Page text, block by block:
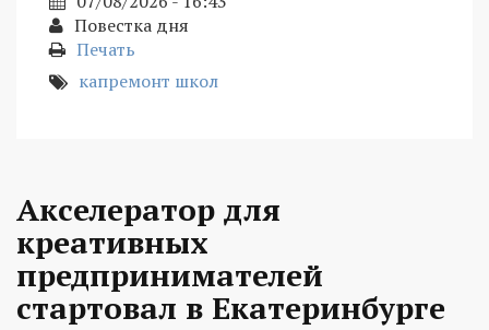
Повестка дня
Печать
капремонт школ
Акселератор для
креативных
предпринимателей
стартовал в Екатеринбурге